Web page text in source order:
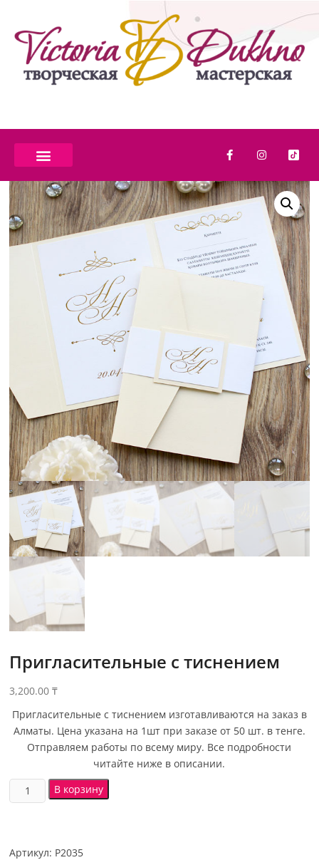
Пригласительные с тиснением
3,200.00₸
Пригласительные с тиснением изготавливаются на заказ в
Алматы. Цена указана на 1шт при заказе от 50 шт. в тенге.
Отправляем работы по всему миру. Все подробности
читайте ниже в описании.
В корзину
Артикул: P2035